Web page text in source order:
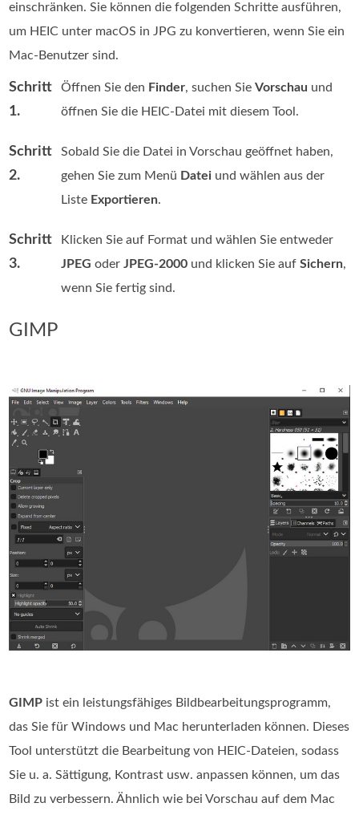
einschränken. Sie können die folgenden Schritte ausführen,
um HEIC unter macOS in JPG zu konvertieren, wenn Sie ein
Mac-Benutzer sind.
Schritt
1.
Öffnen Sie den Finder, suchen SieVorschau und
öffnen Sie die HEIC-Datei mit diesem Tool.
Schritt
2.
Sobald Sie die Datei in Vorschau geöffnet haben,
gehen Sie zum Menü Datei und wählen aus der
Liste Exportieren.
Schritt
3.
Klicken Sie auf Format und wählen Sie entweder
JPEG oderJPEG-2000 und klicken Sie aufSichern,
wenn Sie fertig sind.
GIMP
GIMP ist ein leistungsfähiges Bildbearbeitungsprogramm,
das Sie für Windows und Mac herunterladen können. Dieses
Tool unterstützt die Bearbeitung von HEIC‑Dateien, sodass
Sie u. a. Sättigung, Kontrast usw. anpassen können, um das
Bild zu verbessern. Ähnlich wie bei Vorschau auf dem Mac